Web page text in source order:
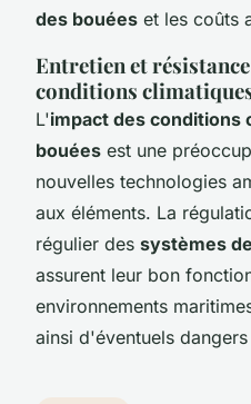
des bouées et les coûts
Entretien et
conditions
L'impact des conditions
bouées est une
nouvelles technologies
aux éléments. La
régulier des systèmes
assurent leur bon
environnements
ainsi d'éventuels